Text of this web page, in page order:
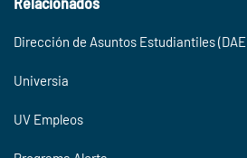
Dirección de Asuntos Estudiantiles
Universia
UV Empleos